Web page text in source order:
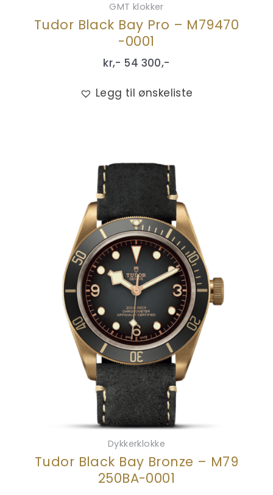
GMT klokker
Tudor Black Bay Pro – M79470
-0001
kr,- 54 300,-
Legg til ønskeliste
Dykkerklokke
Tudor Black Bay Bronze – M79
250BA-0001